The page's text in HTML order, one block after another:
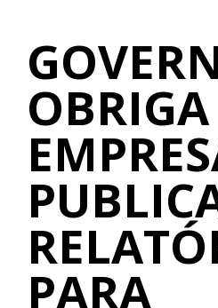
OBRIGA
PARA